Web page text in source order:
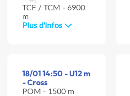
TCF / TCM - 6900
m
Plus d'infos
18/01 14:50 - U12 m
- Cross
POM - 1500 m